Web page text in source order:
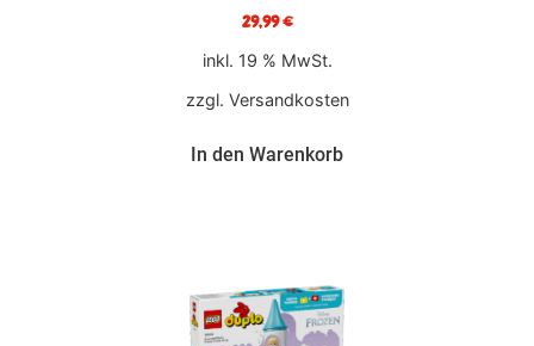
29,99€
inkl. 19 % MwSt.
zzgl. Versandkosten
In den Warenkorb